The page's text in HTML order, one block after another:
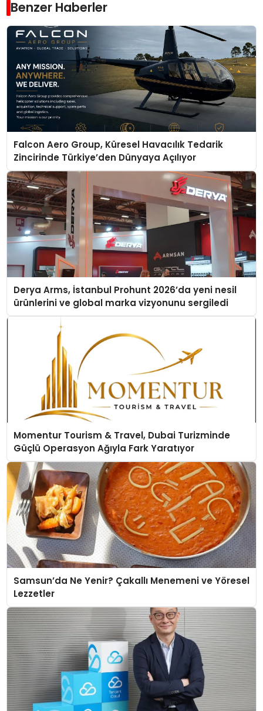
Benzer Haberler
Falcon Aero Group, Küresel Havacılık Tedarik
Zincirinde Türkiye’den Dünyaya Açılıyor
Derya Arms, İstanbul Prohunt 2026’da yeni nesil
ürünlerini ve global marka vizyonunu sergiledi
Momentur Tourism & Travel, Dubai Turizminde
Güçlü Operasyon Ağıyla Fark Yaratıyor
Samsun’da Ne Yenir? Çakallı Menemeni ve Yöresel
Lezzetler